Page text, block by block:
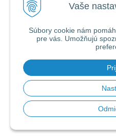
Vaše
Súbory cookie nám
pre vás. Umožňujú